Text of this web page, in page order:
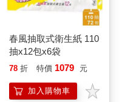
春風抽取式衛生紙 110
抽x12包x6袋
78 折 特價 1079 元
加入購物車